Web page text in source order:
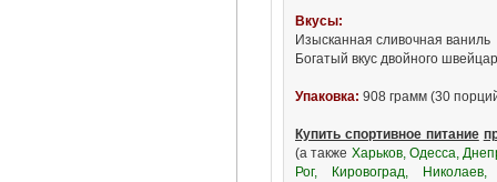
Вкусы:
Изысканная сливочная ваниль
Богатый вкус двойного
Упаковка: 908 грамм (30
Купить спортивное питание
(а также Харьков, Одесса,
Рог, Кировоград,